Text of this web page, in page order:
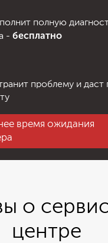
полную
- бесплатно
проблему и даст
время ожидания
о
центре